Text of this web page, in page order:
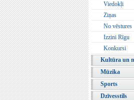
Viedokļi
Ziņas
No vēstures
Izzini Rīgu
Konkursi
Kultūra un
Mūzika
Sports
Dzīvesstils